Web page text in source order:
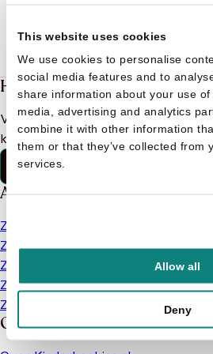
This website uses cookies
We use cookies to personalise
social media features and to
share information about your use
media, advertising and analytics
combine it with other information
them or that they’ve collected from
services.
Allow all
Deny
Heb je een vraag?
Vind binnen no-time antwoord op je
klantenservice pagina.
Klantenservice
Alles van Kinderboekjes.nl
Zoek op leeftijd
Zoeken op auteur
Zoek naar merken
Zoek naar series of karakters
Zoek naar een soort boek
Over ons